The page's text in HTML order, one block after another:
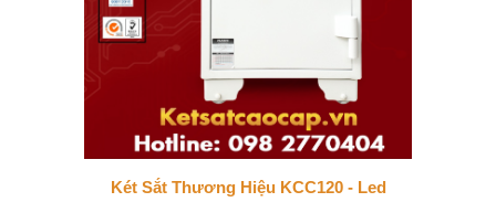
Két Sắt Thương Hiệu KCC120 - Led